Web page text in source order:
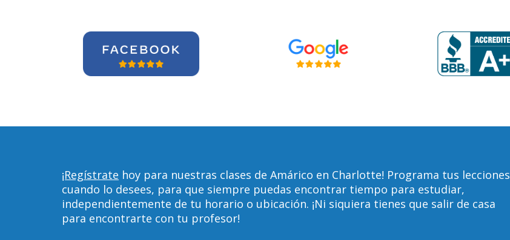
¡Regístrate hoy para nuestras clases de Amárico en Charlotte! Programa tus lecciones
cuando lo desees, para que siempre puedas encontrar tiempo para estudiar,
independientemente de tu horario o ubicación. ¡Ni siquiera tienes que salir de casa
para encontrarte con tu profesor!